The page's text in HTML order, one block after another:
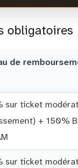
obligatoires
de
sur ticket
+ 150%
sur ticket